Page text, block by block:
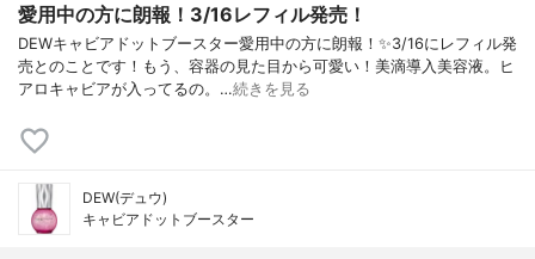
愛用中の方に朗報！3/16レフィル発売！
DEWキャビアドットブースター愛用中の方に朗報！✨3/16にレフィル発
売とのことです！もう、容器の見た目から可愛い！美滴導入美容液。ヒ
アロキャビアが入ってるの。…続きを見る
DEW(デュウ)
キャビアドットブースター